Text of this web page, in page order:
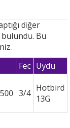
diğer
Bu
Fec Uydu
3/4 Hotbird
13G